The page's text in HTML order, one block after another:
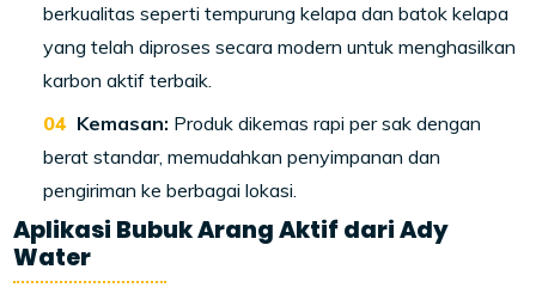
berkualitas seperti tempurung kelapa dan batok kelapa
yang telah diproses secara modern untuk menghasilkan
karbon aktif terbaik.
Kemasan: Produk dikemas rapi per sak dengan
berat standar, memudahkan penyimpanan dan
pengiriman ke berbagai lokasi.
Aplikasi Bubuk Arang Aktif dari Ady
Water